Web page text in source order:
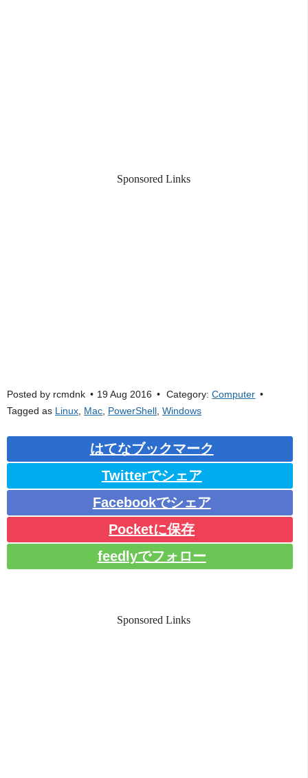
Sponsored Links
Posted by rcmdnk 19 Aug 2016 Category:Computer
Tagged as Linux, Mac, PowerShell , Windows
はてなブックマーク
Twitterでシェア
Facebookでシェア
Pocketに保存
feedlyでフォロー
Sponsored Links